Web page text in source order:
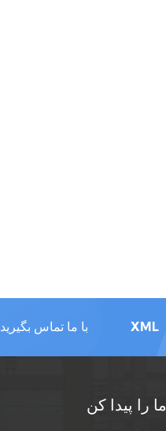
با ما تماس بگیرید XML
ما را پیدا کن